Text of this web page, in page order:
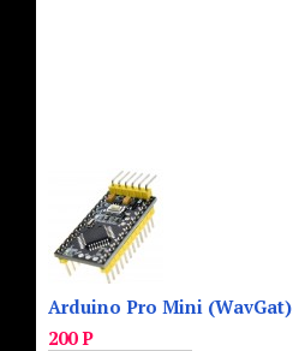
Arduino Pro Mini (WavGat)
200Р